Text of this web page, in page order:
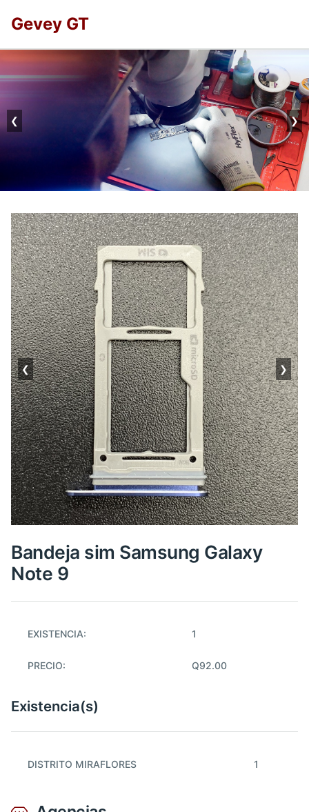
Gevey GT
❮ ❯
❮ ❯
Bandeja sim Samsung Galaxy
Note 9
EXISTENCIA: 1
PRECIO: Q92.00
Existencia(s)
DISTRITO MIRAFLORES 1